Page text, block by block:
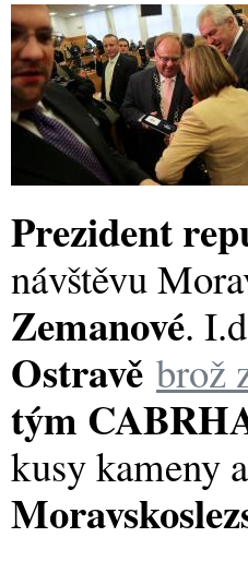
Prezident
návštěvu
Zemanové.
Ostravě brož
tým
kusy kameny